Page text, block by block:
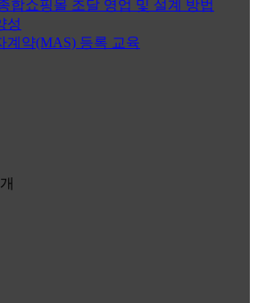
합쇼핑몰 조달 영업 및 설계 방법
성
계약(MAS) 등록 교육